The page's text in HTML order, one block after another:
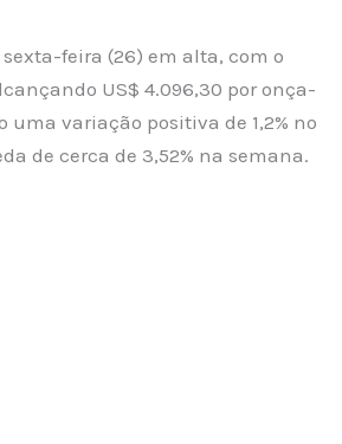
feira (26) em alta, com o
US$ 4.096,30 por onça-
uma variação positiva de 1,2% no
de cerca de 3,52% na semana.